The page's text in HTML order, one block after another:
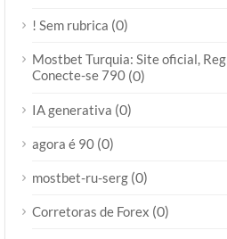
! Sem rubrica (0)
Mostbet Turquia: Site oficial,
Conecte-se 790 (0)
IA generativa (0)
agora é 90 (0)
mostbet-ru-serg (0)
Corretoras de Forex (0)